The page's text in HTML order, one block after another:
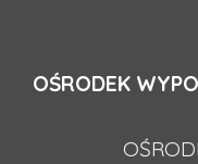
OŚRODEK